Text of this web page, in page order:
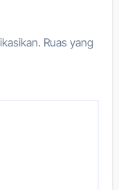
Ruas yang